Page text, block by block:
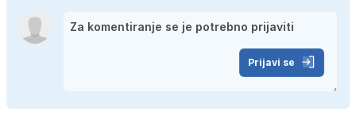
Prijavi se